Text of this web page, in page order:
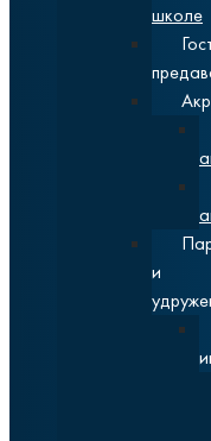
школе
и